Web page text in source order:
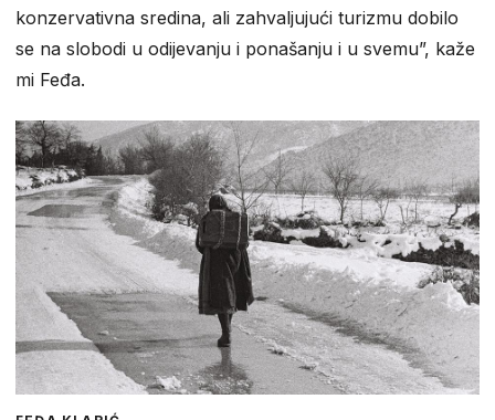
konzervativna sredina, ali zahvaljujući turizmu dobilo
se na slobodi u odijevanju i ponašanju i u svemu”, kaže
mi Feđa.